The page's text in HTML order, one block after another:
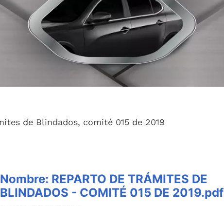
de Blindados, comité 015 de 2019
Nombre: REPARTO DE TRÁMITES DE
BLINDADOS - COMITÉ 015 DE 2019.pdf